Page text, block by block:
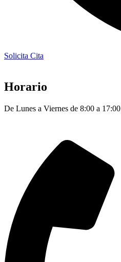
Solicita Cita
Horario
De Lunes a Viernes de 8:00 a 17:00